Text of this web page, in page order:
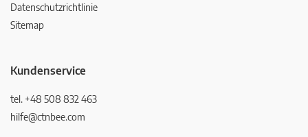
Datenschutzrichtlinie
Sitemap
Kundenservice
tel. +48 508 832 463
hilfe@ctnbee.com